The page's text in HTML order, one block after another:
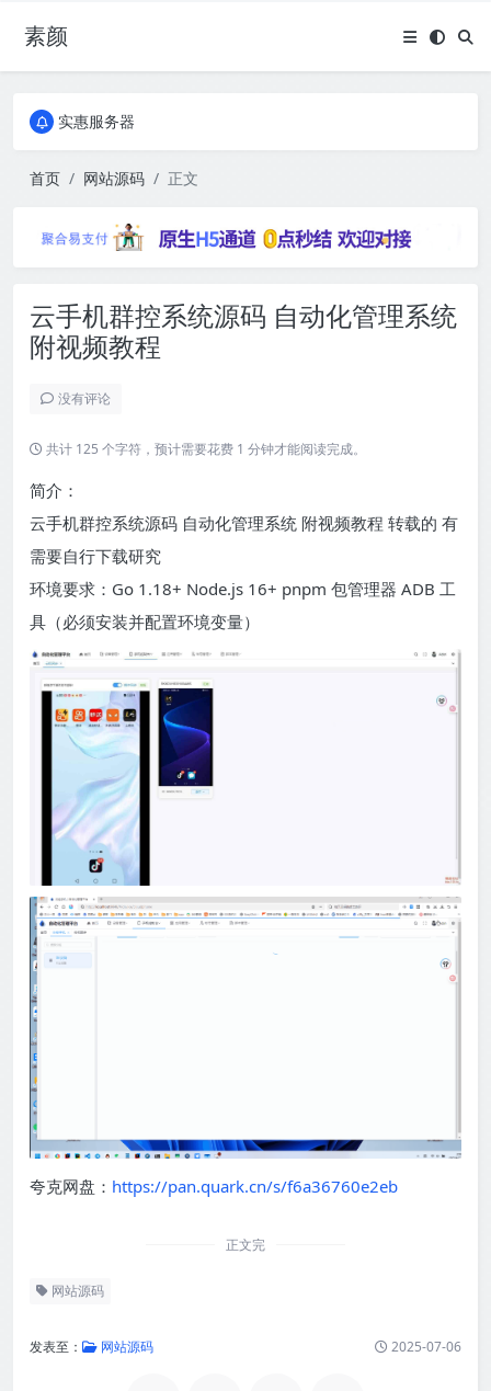
素颜全国免费包邮流量卡
实惠服务器
实惠服务器
首页 网站源码 正文
云手机群控系统源码 自动化管理系统
附视频教程
没有评论
共计 125 个字符，预计需要花费 1 分钟才能阅读完成。
简介：
云手机群控系统源码 自动化管理系统 附视频教程 转载的 有
需要自行下载研究
环境要求：Go 1.18+ Node.js 16+ pnpm 包管理器 ADB 工
具（必须安装并配置环境变量）
夸克网盘： https://pan.quark.cn/s/f6a36760e2eb
正文完
网站源码
发表至： 网站源码 2025-07-06